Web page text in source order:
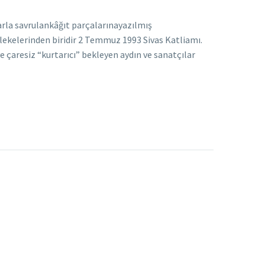
savrulankâğıt parçalarınayazılmış
biridir 2 Temmuz 1993 Sivas Katliamı.
“kurtarıcı” bekleyen aydın ve sanatçılar